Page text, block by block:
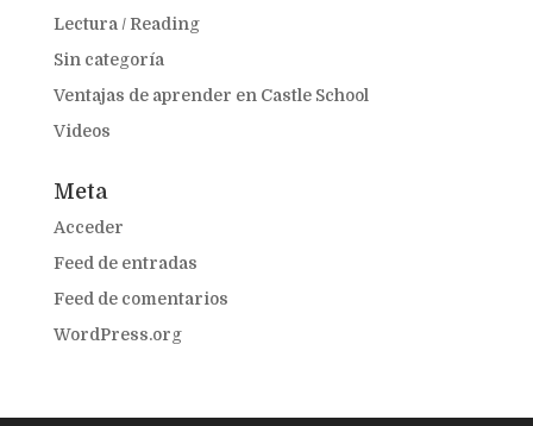
Lectura / Reading
Sin categoría
Ventajas de aprender en Castle School
Videos
Meta
Acceder
Feed de entradas
Feed de comentarios
WordPress.org